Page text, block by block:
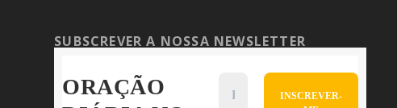
SUBSCREVER A NOSSA NEWSLETTER
ORAÇÃO